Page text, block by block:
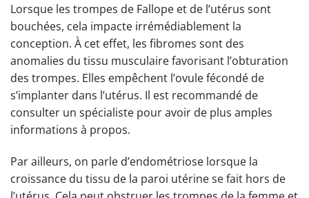
Lorsque les trompes de Fallope et de l’utérus sont
bouchées, cela impacte irrémédiablement la
conception. À cet effet, les fibromes sont des
anomalies du tissu musculaire favorisant l’obturation
des trompes. Elles empêchent l’ovule fécondé de
s’implanter dans l’utérus. Il est recommandé de
consulter un spécialiste pour avoir de plus amples
informations à propos.
Par ailleurs, on parle d’endométriose lorsque la
croissance du tissu de la paroi utérine se fait hors de